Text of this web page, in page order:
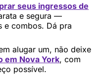
seus ingressos de
e segura —
e combos. Dá pra
alugar um, não deixe
em Nova York, com
possível.